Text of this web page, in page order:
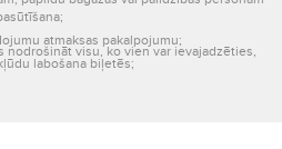
atmaksas pakalpojumu;
labošana biļetēs;
e-pastā un ar īsziņām.
visu, ko vien var ievajadzēties,